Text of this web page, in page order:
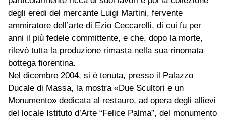
degli eredi del mercante Luigi Martini, fervente
ammiratore dell’arte di Ezio Ceccarelli, di cui fu per
anni il più fedele committente, e che, dopo la morte,
rilevò tutta la produzione rimasta nella sua rinomata
bottega fiorentina.
Nel dicembre 2004, si è tenuta, presso il Palazzo
Ducale di Massa, la mostra «Due Scultori e un
Monumento» dedicata al restauro, ad opera degli allievi
del locale Istituto d’Arte “Felice Palma”, del monumento